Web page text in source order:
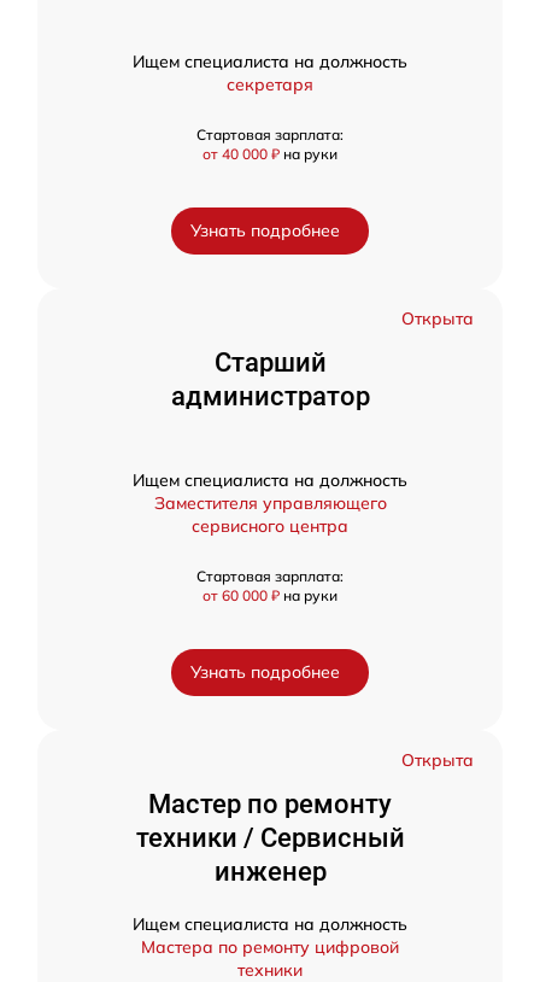
Ищем специалиста на должность
секретаря
Стартовая зарплата:
от 40 000 ₽ на руки
Узнать подробнее
Открыта
Старший
администратор
Ищем специалиста на должность
Заместителя управляющего
сервисного центра
Стартовая зарплата:
от 60 000 ₽ на руки
Узнать подробнее
Открыта
Мастер по ремонту
техники / Сервисный
инженер
Ищем специалиста на должность
Мастера по ремонту цифровой
техники